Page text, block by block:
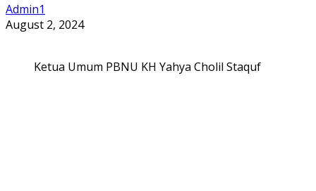
Admin1
August 2, 2024
Ketua Umum PBNU KH Yahya Cholil Staquf